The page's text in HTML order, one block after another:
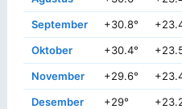
September
+30.8°
Oktober
+30.4°
November
+29.6°
Desember
+29°